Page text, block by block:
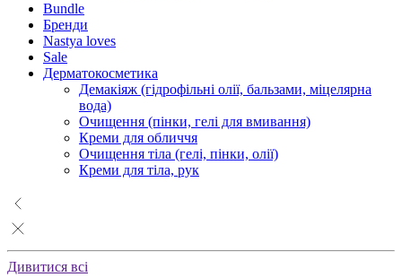
Bundle
Бренди
Nastya loves
Sale
Дерматокосметика
Демакіяж (гідрофільні олії, бальзами, міцелярна
вода)
Очищення (пінки, гелі для вмивання)
Креми для обличчя
Очищення тіла (гелі, пінки, олії)
Креми для тіла, рук
Дивитися всі